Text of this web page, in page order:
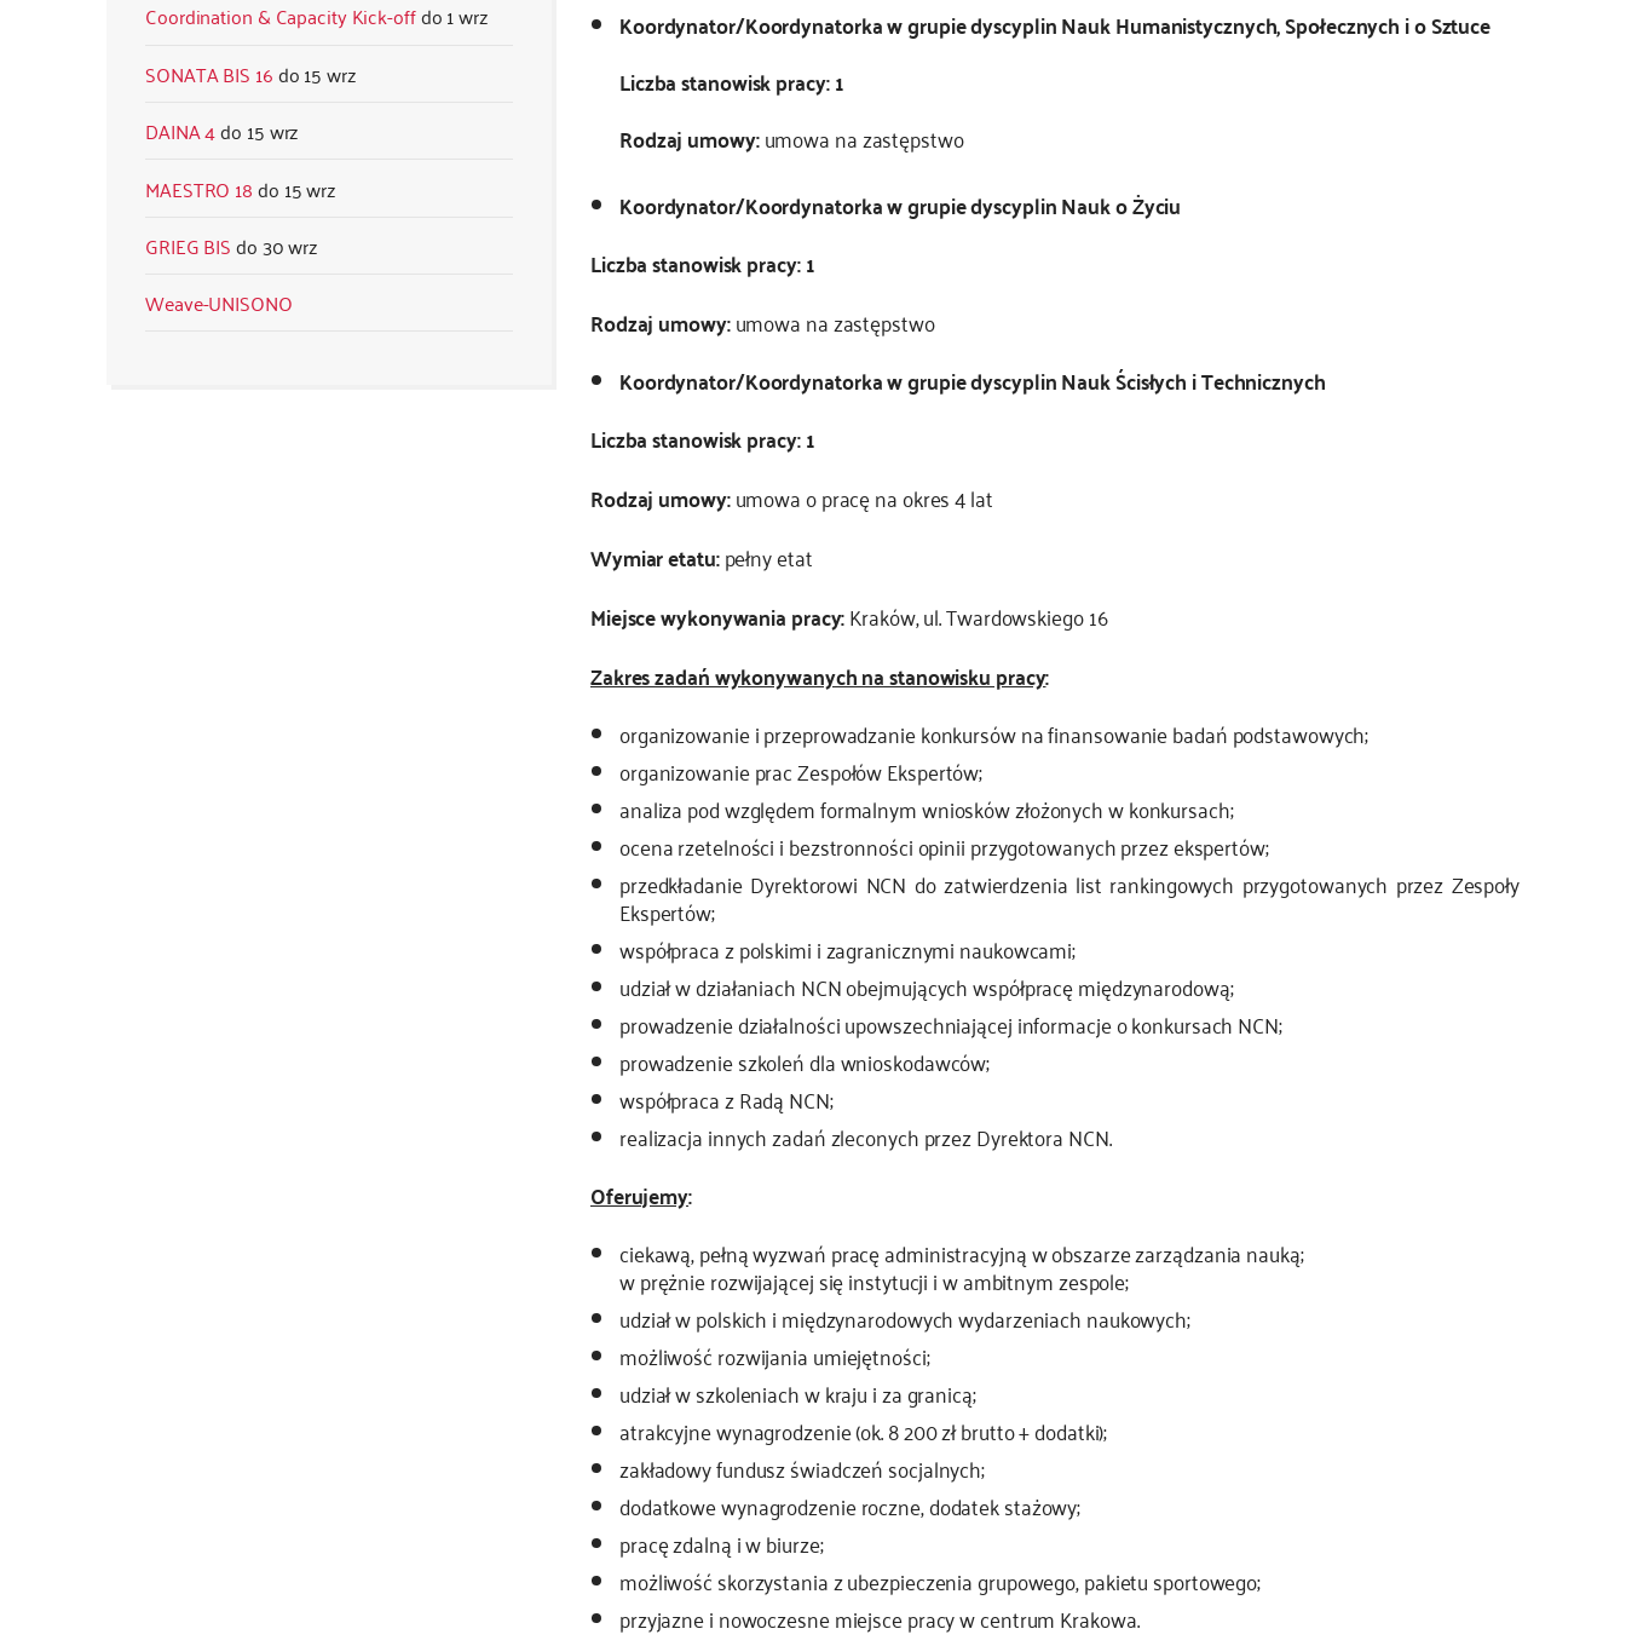
Coordination & Capacity Kick-off
1 wrz
SONATA BIS 16
15 wrz
DAINA 4
15 wrz
MAESTRO 18
15 wrz
GRIEG BIS
30 wrz
Weave-UNISONO
Koordynator/Koordynatorka w grupie dyscyplin Nauk Humanistycznych, Społecznych i o Sztuce
Liczba stanowisk pracy: 1
Rodzaj umowy:umowa na zastępstwo
Koordynator/Koordynatorka w grupie dyscyplin Nauk o Życiu
Liczba stanowisk pracy: 1
Rodzaj umowy:umowa na zastępstwo
Koordynator/Koordynatorka w grupie dyscyplin Nauk Ścisłych i Technicznych
Liczba stanowisk pracy: 1
Rodzaj umowy:umowa o pracę na okres 4 lat
Wymiar etatu:pełny etat
Miejsce wykonywania pracy:Kraków, ul. Twardowskiego 16
Zakres zadań wykonywanych na stanowisku pracy:
organizowanie i przeprowadzanie konkursów na finansowanie badań podstawowych;
organizowanie prac Zespołów Ekspertów;
analiza pod względem formalnym wniosków złożonych w konkursach;
ocena rzetelności i bezstronności opinii przygotowanych przez ekspertów;
przedkładanie Dyrektorowi NCN do zatwierdzenia list rankingowych przygotowanych przez Zespoły
Ekspertów;
współpraca z polskimi i zagranicznymi naukowcami;
udział w działaniach NCN obejmujących współpracę międzynarodową;
prowadzenie działalności upowszechniającej informacje o konkursach NCN;
prowadzenie szkoleń dla wnioskodawców;
współpraca z Radą NCN;
realizacja innych zadań zleconych przez Dyrektora NCN.
Oferujemy:
ciekawą, pełną wyzwań pracę administracyjną w obszarze zarządzania nauką;
w prężnie rozwijającej się instytucji i w ambitnym zespole;
udział w polskich i międzynarodowych wydarzeniach naukowych;
możliwość rozwijania umiejętności;
udział w szkoleniach w kraju i za granicą;
atrakcyjne wynagrodzenie (ok. 8 200 zł brutto + dodatki);
zakładowy fundusz świadczeń socjalnych;
dodatkowe wynagrodzenie roczne, dodatek stażowy;
pracę zdalną i w biurze;
możliwość skorzystania z ubezpieczenia grupowego, pakietu sportowego;
przyjazne i nowoczesne miejsce pracy w centrum Krakowa.